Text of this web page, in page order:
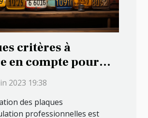
critères à
en compte pour
des
d'immatriculation
2023 19:38
des plaques
professionnelles est